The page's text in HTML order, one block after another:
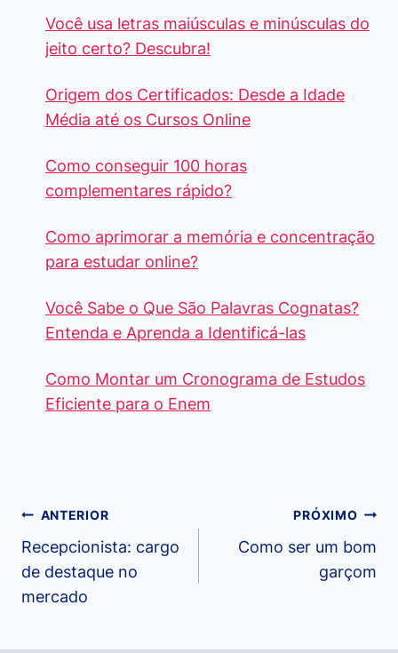
Você usa letras maiúsculas e minúsculas do
jeito certo? Descubra!
Origem dos Certificados: Desde a Idade
Média até os Cursos Online
Como conseguir 100 horas
complementares rápido?
Como aprimorar a memória e concentração
para estudar online?
Você Sabe o Que São Palavras Cognatas?
Entenda e Aprenda a Identificá-las
Como Montar um Cronograma de Estudos
Eficiente para o Enem
Navegação
de
Post
ANTERIOR
Recepcionista: cargo
de destaque no
mercado
PRÓXIMO
Como ser um bom
garçom